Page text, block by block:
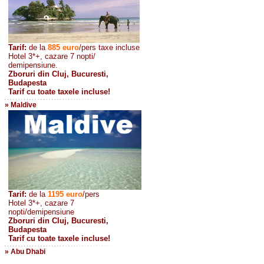
Tarif: de la 885 euro/pers taxe incluse
Hotel 3*+, cazare 7 nopti/
demipensiune.
Zboruri din Cluj, Bucuresti,
Budapesta
Tarif cu toate taxele incluse!
» Maldive
Tarif: de la 1195 euro/pers
Hotel 3*+, cazare 7
nopti/demipensiune
Zboruri din Cluj, Bucuresti,
Budapesta
Tarif cu toate taxele incluse!
» Abu Dhabi